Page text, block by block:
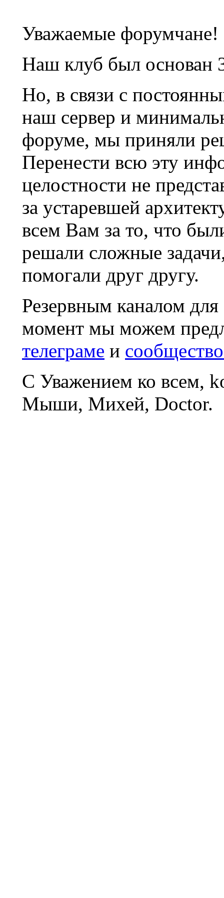
Уважаемые форумчане!
Наш клуб был основан
Но, в связи с
наш сервер и
форуме, мы приняли
Перенести всю эту
целостности не
за устаревшей
всем Вам за то, что
решали сложные
помогали друг другу.
Резервным каналом
момент мы можем
телеграме и
С Уважением ко всем,
Мыши, Михей, Doctor.